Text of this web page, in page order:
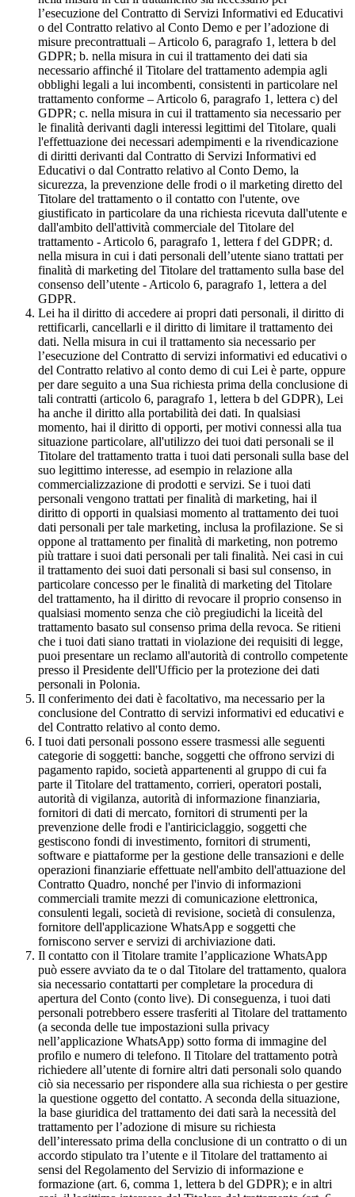
l’esecuzione del Contratto di Servizi Informativi ed Educativi
o del Contratto relativo al Conto Demo e per l’adozione di
misure precontrattuali – Articolo 6, paragrafo 1, lettera b del
GDPR; b. nella misura in cui il trattamento dei dati sia
necessario affinché il Titolare del trattamento adempia agli
obblighi legali a lui incombenti, consistenti in particolare nel
trattamento conforme – Articolo 6, paragrafo 1, lettera c) del
GDPR; c. nella misura in cui il trattamento sia necessario per
le finalità derivanti dagli interessi legittimi del Titolare, quali
l'effettuazione dei necessari adempimenti e la rivendicazione
di diritti derivanti dal Contratto di Servizi Informativi ed
Educativi o dal Contratto relativo al Conto Demo, la
sicurezza, la prevenzione delle frodi o il marketing diretto del
Titolare del trattamento o il contatto con l'utente, ove
giustificato in particolare da una richiesta ricevuta dall'utente e
dall'ambito dell'attività commerciale del Titolare del
trattamento - Articolo 6, paragrafo 1, lettera f del GDPR; d.
nella misura in cui i dati personali dell’utente siano trattati per
finalità di marketing del Titolare del trattamento sulla base del
consenso dell’utente - Articolo 6, paragrafo 1, lettera a del
GDPR.
Lei ha il diritto di accedere ai propri dati personali, il diritto di
rettificarli, cancellarli e il diritto di limitare il trattamento dei
dati. Nella misura in cui il trattamento sia necessario per
l’esecuzione del Contratto di servizi informativi ed educativi o
del Contratto relativo al conto demo di cui Lei è parte, oppure
per dare seguito a una Sua richiesta prima della conclusione di
tali contratti (articolo 6, paragrafo 1, lettera b del GDPR), Lei
ha anche il diritto alla portabilità dei dati. In qualsiasi
momento, hai il diritto di opporti, per motivi connessi alla tua
situazione particolare, all'utilizzo dei tuoi dati personali se il
Titolare del trattamento tratta i tuoi dati personali sulla base del
suo legittimo interesse, ad esempio in relazione alla
commercializzazione di prodotti e servizi. Se i tuoi dati
personali vengono trattati per finalità di marketing, hai il
diritto di opporti in qualsiasi momento al trattamento dei tuoi
dati personali per tale marketing, inclusa la profilazione. Se si
oppone al trattamento per finalità di marketing, non potremo
più trattare i suoi dati personali per tali finalità. Nei casi in cui
il trattamento dei suoi dati personali si basi sul consenso, in
particolare concesso per le finalità di marketing del Titolare
del trattamento, ha il diritto di revocare il proprio consenso in
qualsiasi momento senza che ciò pregiudichi la liceità del
trattamento basato sul consenso prima della revoca. Se ritieni
che i tuoi dati siano trattati in violazione dei requisiti di legge,
puoi presentare un reclamo all'autorità di controllo competente
presso il Presidente dell'Ufficio per la protezione dei dati
personali in Polonia.
Il conferimento dei dati è facoltativo, ma necessario per la
conclusione del Contratto di servizi informativi ed educativi e
del Contratto relativo al conto demo.
I tuoi dati personali possono essere trasmessi alle seguenti
categorie di soggetti: banche, soggetti che offrono servizi di
pagamento rapido, società appartenenti al gruppo di cui fa
parte il Titolare del trattamento, corrieri, operatori postali,
autorità di vigilanza, autorità di informazione finanziaria,
fornitori di dati di mercato, fornitori di strumenti per la
prevenzione delle frodi e l'antiriciclaggio, soggetti che
gestiscono fondi di investimento, fornitori di strumenti,
software e piattaforme per la gestione delle transazioni e delle
operazioni finanziarie effettuate nell'ambito dell'attuazione del
Contratto Quadro, nonché per l'invio di informazioni
commerciali tramite mezzi di comunicazione elettronica,
consulenti legali, società di revisione, società di consulenza,
fornitore dell'applicazione WhatsApp e soggetti che
forniscono server e servizi di archiviazione dati.
Il contatto con il Titolare tramite l’applicazione WhatsApp
può essere avviato da te o dal Titolare del trattamento, qualora
sia necessario contattarti per completare la procedura di
apertura del Conto (conto live). Di conseguenza, i tuoi dati
personali potrebbero essere trasferiti al Titolare del trattamento
(a seconda delle tue impostazioni sulla privacy
nell’applicazione WhatsApp) sotto forma di immagine del
profilo e numero di telefono. Il Titolare del trattamento potrà
richiedere all’utente di fornire altri dati personali solo quando
ciò sia necessario per rispondere alla sua richiesta o per gestire
la questione oggetto del contatto. A seconda della situazione,
la base giuridica del trattamento dei dati sarà la necessità del
trattamento per l’adozione di misure su richiesta
dell’interessato prima della conclusione di un contratto o di un
accordo stipulato tra l’utente e il Titolare del trattamento ai
sensi del Regolamento del Servizio di informazione e
formazione (art. 6, comma 1, lettera b del GDPR); e in altri